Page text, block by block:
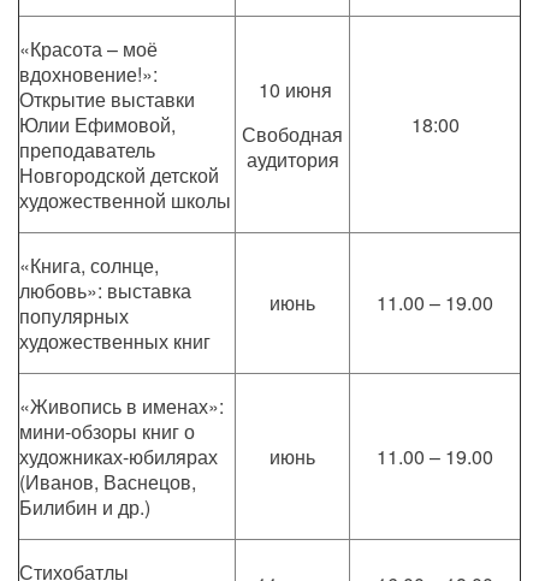
«Красота – моё
вдохновение!»:
Открытие выставки
Юлии Ефимовой,
преподаватель
Новгородской детской
художественной школы
10 июня
Свободная
аудитория
18:00
«Книга, солнце,
любовь»: выставка
популярных
художественных книг
июнь 11.00 – 19.00
«Живопись в именах»:
мини-обзоры книг о
художниках-юбилярах
(Иванов, Васнецов,
Билибин и др.)
июнь 11.00 – 19.00
Стихобатлы